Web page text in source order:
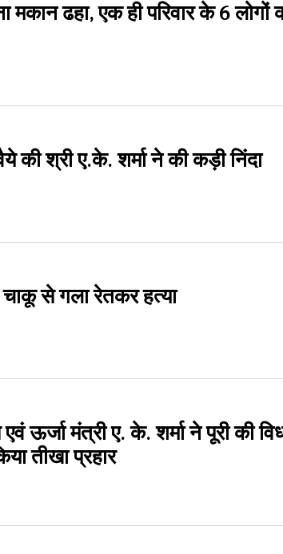
मकान ढहा, एक ही परिवार के 6 लोगों
की श्री ए.के. शर्मा ने की कड़ी निंदा
चाकू से गला रेतकर हत्या
ऊर्जा मंत्री ए. के. शर्मा ने पूरी की
तीखा प्रहार